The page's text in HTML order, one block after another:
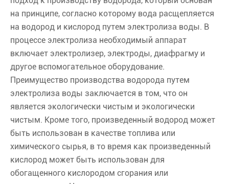
на принципе, согласно которому вода расщепляется
на водород и кислород путем электролиза воды. В
процессе электролиза необходимый аппарат
включает электролизер, электроды, диафрагму и
другое вспомогательное оборудование.
Преимущество производства водорода путем
электролиза воды заключается в том, что он
является экологически чистым и экологически
чистым. Кроме того, произведенный водород может
быть использован в качестве топлива или
химического сырья, в то время как произведенный
кислород может быть использован для
обогащенного кислородом сгорания или